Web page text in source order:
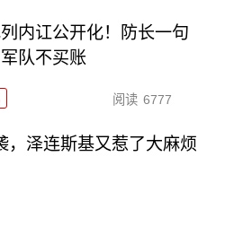
内讧公开化！防长一句
队不买账
阅读 6777
，泽连斯基又惹了大麻烦